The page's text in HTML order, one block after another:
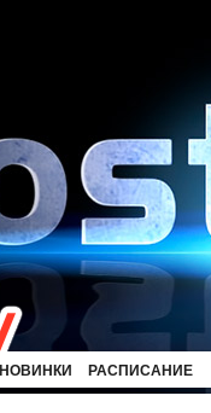
НОВИНКИ РАСПИСАНИЕ